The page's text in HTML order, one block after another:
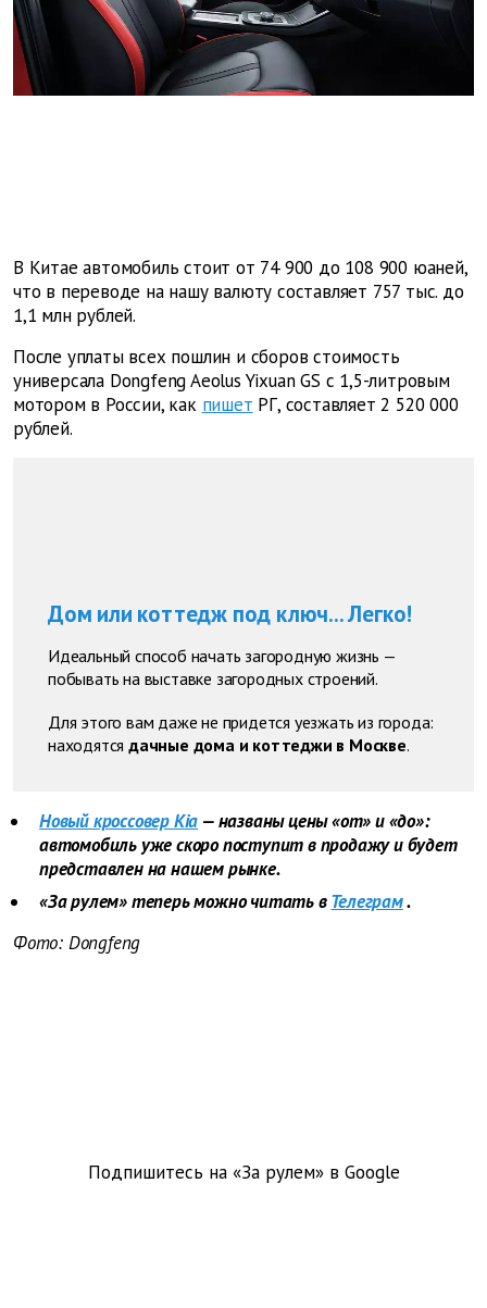
В Китае автомобиль стоит от 74 900 до 108 900 юаней,
что в переводе на нашу валюту составляет 757 тыс. до
1,1 млн рублей.
После уплаты всех пошлин и сборов стоимость
универсала Dongfeng Aeolus Yixuan GS с 1,5-литровым
мотором в России, как пишет РГ, составляет 2 520 000
рублей.
Дом или коттедж под ключ... Легко!
Идеальный способ начать загородную жизнь —
побывать на выставке загородных строений.
Для этого вам даже не придется уезжать из города:
находятся дачные дома и коттеджи в Москве.
Новый кроссовер Kia— названы цены «от» и «до»:
автомобиль уже скоро поступит в продажу и будет
представлен на нашем рынке.
«За рулем» теперь можно читать вТелеграм.
Фото: Dongfeng
Подпишитесь на «За рулем» в Google